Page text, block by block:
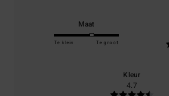
Maat
Te klein Te groot
Kleur
4.7